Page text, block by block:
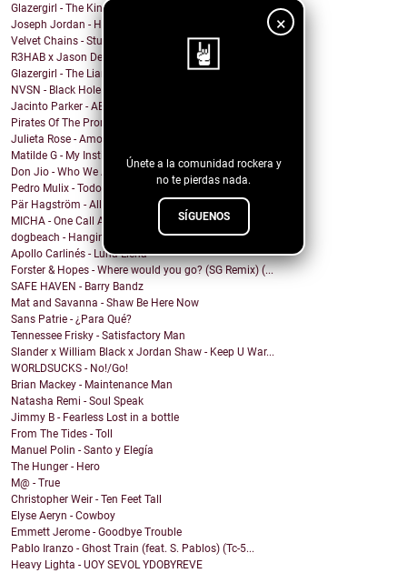
×
Únete a la comunidad rockera y
no te pierdas nada.
SÍGUENOS
Glazergirl - The Kingdom
Joseph Jordan - How Do I Know
Velvet Chains - Stuck Against the Wall
R3HAB x Jason Derulo - Animal
Glazergirl - The Liar's Way
NVSN - Black Hole
Jacinto Parker - AEIOU
Pirates Of The Promised Land - Searching Through
Julieta Rose - Amor Propio
Matilde G - My Instincts Are Tragic
Don Jio - Who We Are
Pedro Mulix - Todo Ok
Pär Hagström - All God’s Children
MICHA - One Call Away
dogbeach - Hanging From The Ceiling
Apollo Carlinés - Luna Llena
Forster & Hopes - Where would you go? (SG Remix) (...
SAFE HAVEN - Barry Bandz
Mat and Savanna - Shaw Be Here Now
Sans Patrie - ¿Para Qué?
Tennessee Frisky - Satisfactory Man
Slander x William Black x Jordan Shaw - Keep U War...
WORLDSUCKS - No!/Go!
Brian Mackey - Maintenance Man
Natasha Remi - Soul Speak
Jimmy B - Fearless Lost in a bottle
From The Tides - Toll
Manuel Polin - Santo y Elegía
The Hunger - Hero
M@ - True
Christopher Weir - Ten Feet Tall
Elyse Aeryn - Cowboy
Emmett Jerome - Goodbye Trouble
Pablo Iranzo - Ghost Train (feat. S. Pablos) (Tc-5...
Heavy Lighta - UOY SEVOL YDOBYREVE